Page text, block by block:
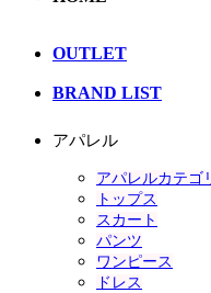
OUTLET
BRAND LIST
アパレル
アパレルカテゴ
トップス
スカート
パンツ
ワンピース
ドレス